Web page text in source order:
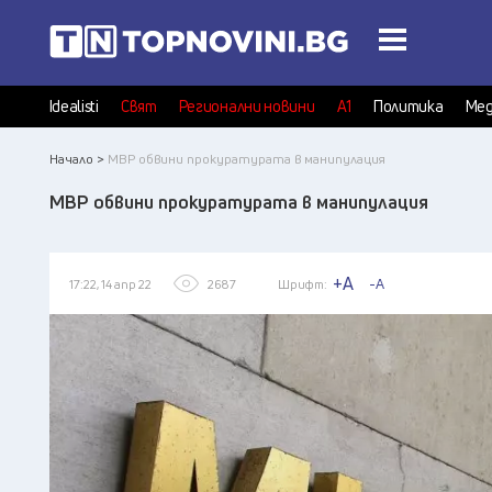
Idealisti Свят Регионални новини А1 Политика
Начало > МВР обвини прокуратурата в манипулация
МВР обвини прокуратурата в манипулация
17:22, 14 апр 22 2687 Шрифт: +A -A